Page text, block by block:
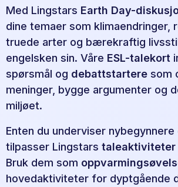
Med Lingstars Earth Day-
dine temaer som klimaendringer,
truede arter og bærekraftig
engelsken sin. Våre ESL-talekort
spørsmål og debattstartere som
meninger, bygge argumenter og
miljøet.
Enten du underviser
tilpasser Lingstars taleaktiviteter
Bruk dem som
hovedaktiviteter for dyptgående